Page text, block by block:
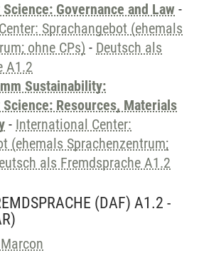
Governance and Law -
Sprachangebot (ehemals
ohne CPs) - Deutsch als
A1.2
Sustainability:
Resources, Materials
- International Center:
(ehemals Sprachenzentrum;
als Fremdsprache A1.2
(DAF) A1.2 -